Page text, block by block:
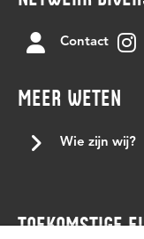
Contact
MEER WETEN
Wie zijn wij?
TOEKOMSTIGE